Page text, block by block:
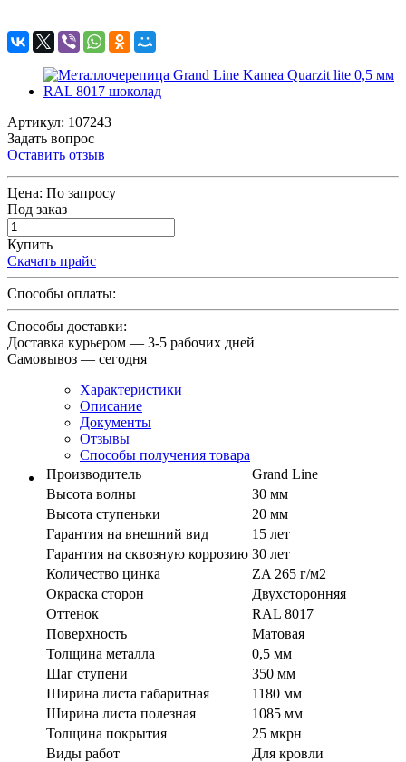
Артикул: 107243
Задать вопрос
Оставить отзыв
Цена: По запросу
Под заказ
Купить
Скачать прайс
Способы оплаты:
Способы доставки:
Доставка курьером — 3-5 рабочих дней
Самовывоз — сегодня
Характеристики
Описание
Документы
Отзывы
Способы получения товара
Производитель
Grand Line
Высота волны
30 мм
Высота ступеньки
20 мм
Гарантия на внешний вид
15 лет
Гарантия на сквозную коррозию 30 лет
Количество цинка
ZA 265 г/м2
Окраска сторон
Двухсторонняя
Оттенок
RAL 8017
Поверхность
Матовая
Толщина металла
0,5 мм
Шаг ступени
350 мм
Ширина листа габаритная
1180 мм
Ширина листа полезная
1085 мм
Толщина покрытия
25 мкрн
Виды работ
Для кровли